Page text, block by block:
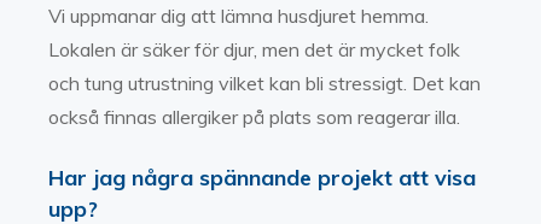
Vi uppmanar dig att lämna husdjuret hemma.
Lokalen är säker för djur, men det är mycket folk
och tung utrustning vilket kan bli stressigt. Det kan
också finnas allergiker på plats som reagerar illa.
Har jag några spännande projekt att visa
upp?